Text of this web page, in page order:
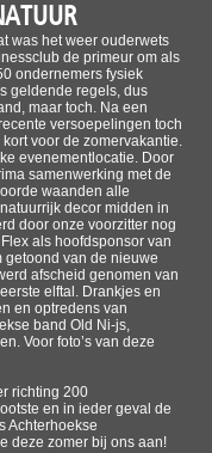
was het weer ouderwets
de primeur om als
ondernemers fysiek
geldende regels, dus
maar toch. Na een
versoepelingen toch
voor de zomervakantie.
evenementlocatie. Door
samenwerking met de
waanden alle
decor midden in
door onze voorzitter nog
als hoofdsponsor van
getoond van de nieuwe
afscheid genomen van
elftal. Drankjes en
en optredens van
band Old Ni-js,
Voor foto’s van deze
richting 200
en in ieder geval de
Achterhoekse
deze zomer bij ons aan!